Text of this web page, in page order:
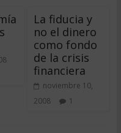
La fiducia y
no el dinero
como fondo
de la crisis
financiera
noviembre 10,
2008
1